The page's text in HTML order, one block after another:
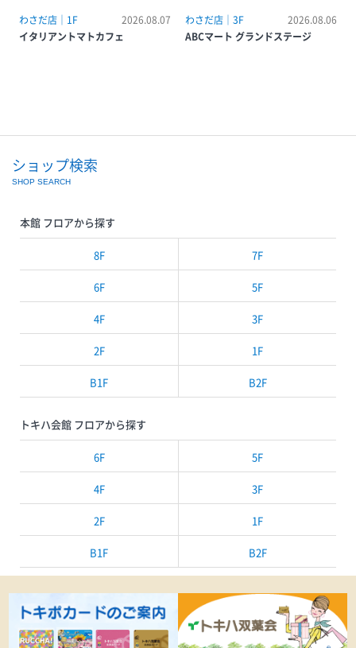
わさだ店｜1F
2026.08.07
イタリアントマトカフェ
わさだ店｜3F
2026.08.06
ABCマート グランドステージ
ショップ検索
SHOP SEARCH
本館 フロアから探す
8F 7F
6F 5F
4F 3F
2F 1F
B1F B2F
トキハ会館 フロアから探す
6F 5F
4F 3F
2F 1F
B1F B2F